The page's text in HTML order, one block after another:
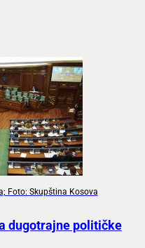
Foto: Skupština Kosova
dugotrajne političke